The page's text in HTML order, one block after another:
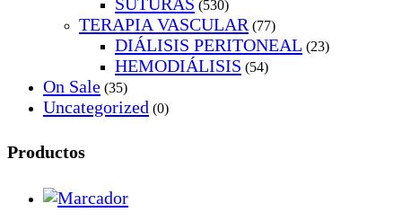
(530)
TERAPIA VASCULAR (77)
DIÁLISIS PERITONEAL (23)
HEMODIÁLISIS (54)
On Sale (35)
Uncategorized (0)
Productos